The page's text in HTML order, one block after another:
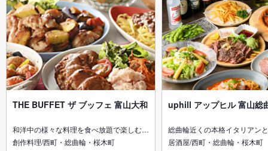
THE BUFFET ザ ブッフェ 富山大和
和洋中の様々な料理を食べ放題で楽しむ…
創作料理/西町・総曲輪・桜木町
uphill アップヒル 富山総
総曲輪近くの本格イタリアン
居酒屋/西町・総曲輪・桜木町